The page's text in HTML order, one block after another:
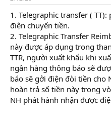
1. Telegraphic transfer (
điện chuyển tiền.
2. Telegraphic Transfer
này được áp dụng trong
TTR, người xuất khẩu khi
ngân hàng thông báo sẽ
báo sẽ gởi điện đòi tiền cho
hoàn trả số tiền này trong
NH phát hành nhận được